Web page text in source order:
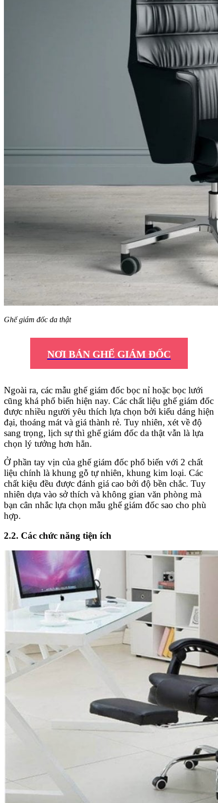
Ghế giám đốc da thật
NƠI BÁN GHẾ GIÁM ĐỐC
Ngoài ra, các mẫu ghế giám đốc bọc nỉ hoặc bọc lưới
cũng khá phổ biến hiện nay. Các chất liệu ghế giám đốc
được nhiều người yêu thích lựa chọn bởi kiểu dáng hiện
đại, thoáng mát và giá thành rẻ. Tuy nhiên, xét về độ
sang trọng, lịch sự thì ghế giám đốc da thật vẫn là lựa
chọn lý tưởng hơn hẳn.
Ở phần tay vịn của ghế giám đốc phổ biến với 2 chất
liệu chính là khung gỗ tự nhiên, khung kim loại. Các
chất kiệu đều được đánh giá cao bởi độ bền chắc. Tuy
nhiên dựa vào sở thích và không gian văn phòng mà
bạn cân nhắc lựa chọn mẫu ghế giám đốc sao cho phù
hợp.
2.2. Các chức năng tiện ích